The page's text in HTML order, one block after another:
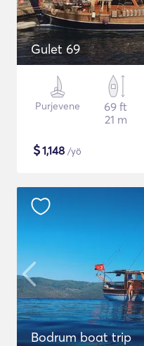
Gulet 69
Purjevene
69 ft
21 m
$1,148 /yö
Bodrum boat trip